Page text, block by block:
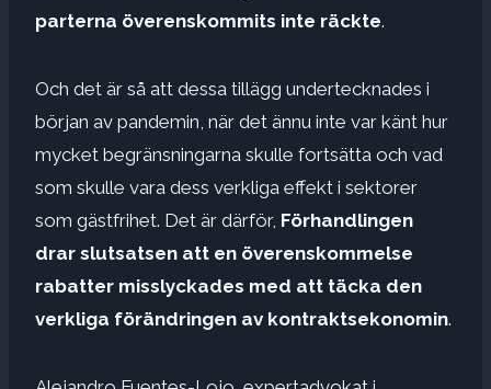
parterna överenskommits inte räckte.
Och det är så att dessa tillägg undertecknades i
början av pandemin, när det ännu inte var känt hur
mycket begränsningarna skulle fortsätta och vad
som skulle vara dess verkliga effekt i sektorer
som gästfrihet. Det är därför, Förhandlingen
drar slutsatsen att en överenskommelse
rabatter misslyckades med att täcka den
verkliga förändringen av kontraktsekonomin.